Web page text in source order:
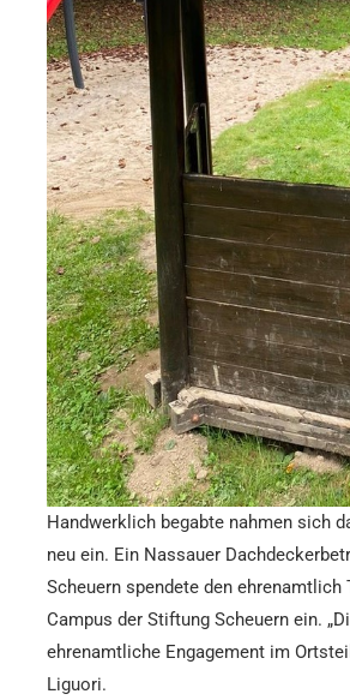
Handwerklich begabte nahmen sich
neu ein. Ein Nassauer
Scheuern spendete den
Campus der Stiftung Scheuern ein.
ehrenamtliche Engagement im
Liguori.